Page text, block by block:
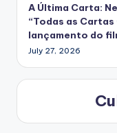
A Última Carta:
“Todas as Cartas
lançamento do
July 27, 2026